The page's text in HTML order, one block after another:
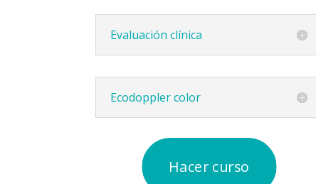
Evaluación clínica
Ecodoppler color
Hacer curso